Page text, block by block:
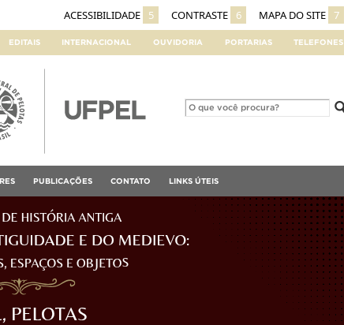
ACESSIBILIDADE 5 CONTRASTE 6 MAPA DO SITE 7
EDITAIS INTERNACIONAL OUVIDORIA PORTARIAS TELEFONES
PUBLICAÇÕES CONTATO LINKS ÚTEIS